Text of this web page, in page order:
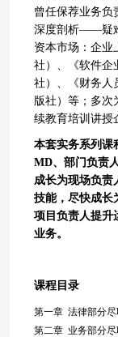
曾任保荐业务负
深度剖析——疑
资本市场：企业
社）、《软件企
社）、《财务人
版社）等；多次
续教育培训讲授
本套实务系列课
MD、部门负责
成长为现场负责
技能，尽快成长
项目负责人提升
业务。
课程目录
第一章 法律部分
第二章 业务部分